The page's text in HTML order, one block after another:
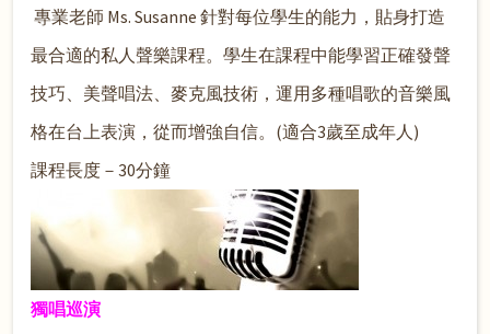
專業老師 Ms. Susanne 針對每位學生的能力，貼身打造
最合適的私人聲樂課程。學生在課程中能學習正確發聲
技巧、美聲唱法、麥克風技術，運用多種唱歌的音樂風
格在台上表演，從而增強自信。(適合3歲至成年人)
課程長度－30分鐘
獨唱巡演